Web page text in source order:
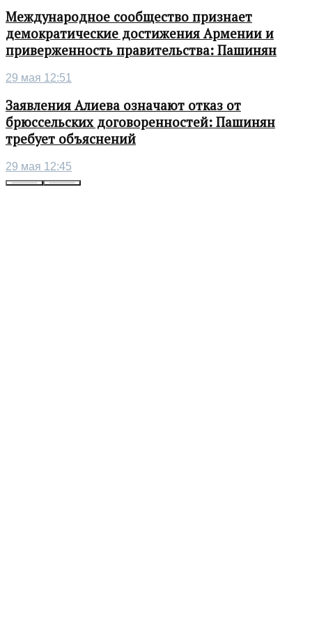
Международное сообщество признает
демократические достижения Армении и
приверженность правительства: Пашинян
29 мая 12:51
Заявления Алиева означают отказ от
брюссельских договоренностей: Пашинян
требует объяснений
29 мая 12:45